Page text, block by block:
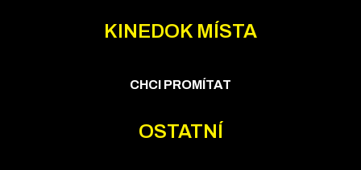
KINEDOK MÍSTA
CHCI PROMÍTAT
OSTATNÍ